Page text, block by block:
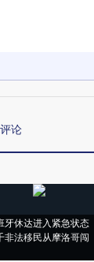
论
牙休达进入紧急状态
非法移民从摩洛哥闯